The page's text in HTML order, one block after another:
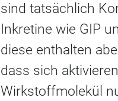
sind tatsächlich
Inkretine wie GIP
diese enthalten
dass sich
Wirkstoffmolekül